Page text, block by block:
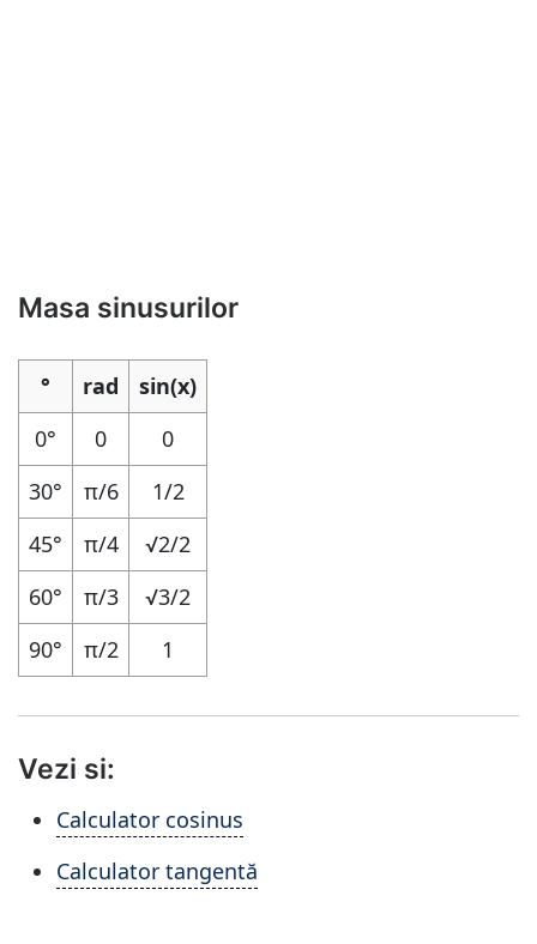
Masa sinusurilor
° rad
sin(x)
0°
0
0
30°
π/6
1/2
45°
π/4
√2/2
60°
π/3
√3/2
90°
π/2 1
Vezi si:
Calculator cosinus
Calculator tangentă